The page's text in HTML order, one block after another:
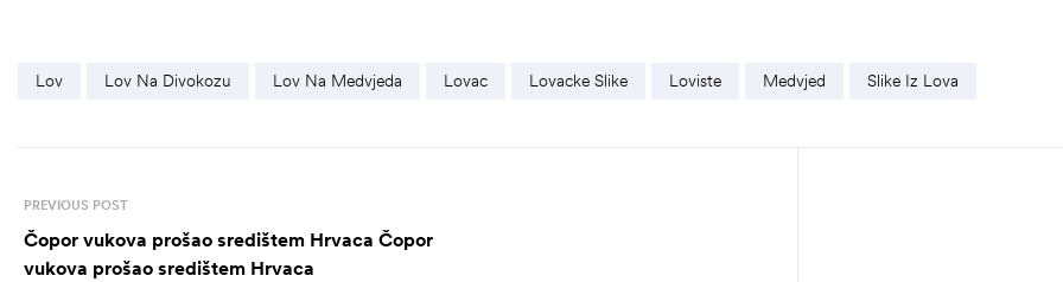
Lov Lov Na Divokozu Lov Na Medvjeda Lovac Lovacke Slike Loviste Medvjed Slike Iz Lova
PREVIOUS POST
Čopor vukova prošao središtem Hrvaca Čopor
vukova prošao središtem Hrvaca